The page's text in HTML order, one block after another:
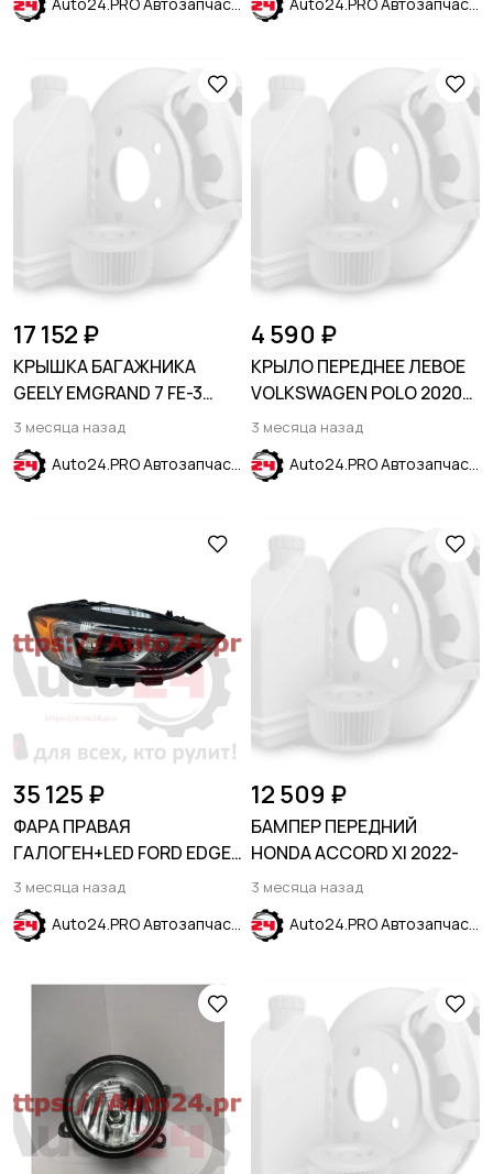
17 152 ₽
КРЫШКА БАГАЖНИКА
GEELY EMGRAND 7 FE-3
2016-2020
3 месяца назад
Auto24.PRO Автозапчасти
4 590 ₽
КРЫЛО ПЕРЕДНЕЕ ЛЕВОЕ
VOLKSWAGEN POLO 2020-
SDN
3 месяца назад
Auto24.PRO Автозапчасти
35 125 ₽
ФАРА ПРАВАЯ
ГАЛОГЕН+LED FORD EDGE
2019-
3 месяца назад
Auto24.PRO Автозапчасти
12 509 ₽
БАМПЕР ПЕРЕДНИЙ
HONDA ACCORD XI 2022-
3 месяца назад
Auto24.PRO Автозапчасти